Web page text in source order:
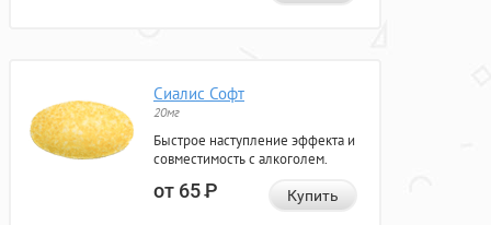
Сиалис Софт
20мг
Быстрое наступление эффекта и
совместимость с алкоголем.
от 65Р Купить